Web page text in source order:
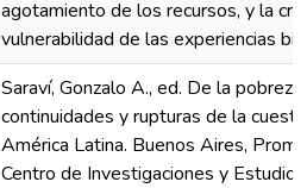
agotamiento de los recursos, y la
vulnerabilidad de las experiencias
Saraví, Gonzalo A., ed. De la
continuidades y rupturas de la
América Latina. Buenos Aires,
Centro de Investigaciones y